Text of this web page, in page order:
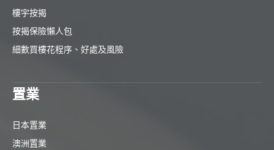
樓宇按揭
按揭保險懶人包
細數買樓花程序、好處及風險
置業
日本置業
澳洲置業